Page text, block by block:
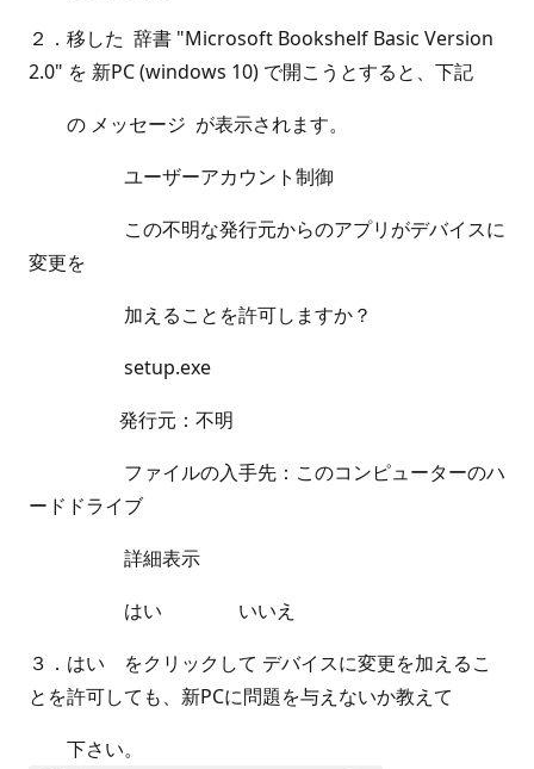
２．移した 辞書 "Microsoft Bookshelf Basic Version
2.0" を 新PC (windows 10) で開こうとすると、下記
の メッセージ が表示されます。
ユーザーアカウント制御
この不明な発行元からのアプリがデバイスに
変更を
加えることを許可しますか？
setup.exe
発行元：不明
ファイルの入手先：このコンピューターのハ
ードドライブ
詳細表示
はい いいえ
３．はい をクリックして デバイスに変更を加えるこ
とを許可しても、新PCに問題を与えないか教えて
下さい。